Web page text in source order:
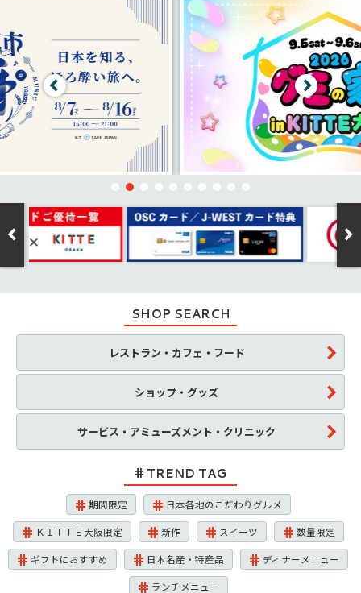
SHOP SEARCH
レストラン・カフェ・フード
ショップ・グッズ
サービス・アミューズメント・クリニック
TREND TAG
期間限定 日本各地のこだわりグルメ
ＫＩＴＴＥ大阪限定 新作 スイーツ 数量限定
ギフトにおすすめ 日本名産・特産品 ディナーメニュー
ランチメニュー